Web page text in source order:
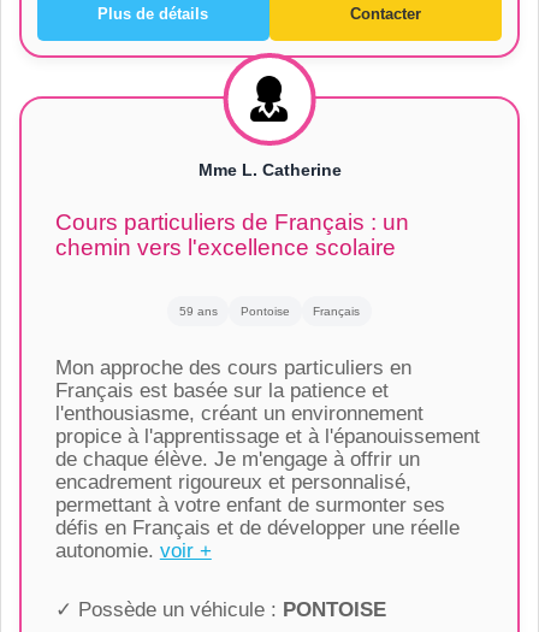
Plus de détails Contacter
Mme L. Catherine
Cours particuliers de Français : un
chemin vers l'excellence scolaire
59 ans Pontoise Français
Mon approche des cours particuliers en
Français est basée sur la patience et
l'enthousiasme, créant un environnement
propice à l'apprentissage et à l'épanouissement
de chaque élève. Je m'engage à offrir un
encadrement rigoureux et personnalisé,
permettant à votre enfant de surmonter ses
défis en Français et de développer une réelle
autonomie. voir +
✓ Possède un véhicule : PONTOISE